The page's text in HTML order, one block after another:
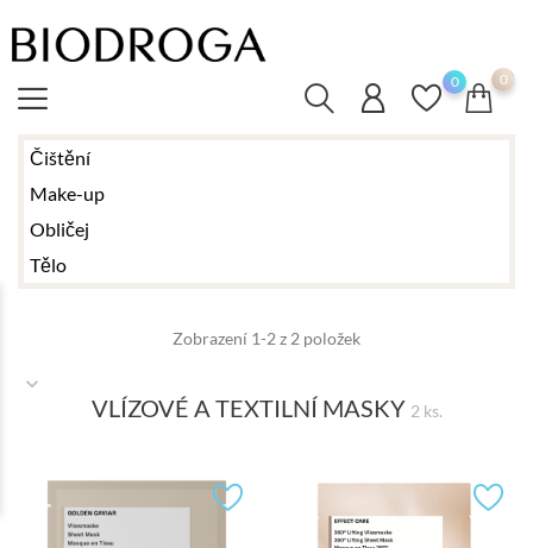
0 0
Čištění
Make-up
Obličej
Tělo
VLÍZOVÉ A TEXTILNÍ MASKY 2 ks.
Zobrazení 1-2 z 2 položek